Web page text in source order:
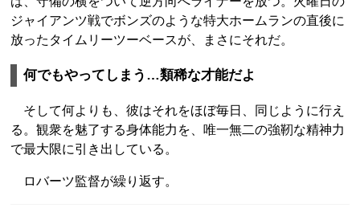
ジャイアンツ戦でボンズのような特大ホームランの直後に
放ったタイムリーツーベースが、まさにそれだ。
何でもやってしまう…類稀な才能だよ
そして何よりも、彼はそれをほぼ毎日、同じように行え
る。観衆を魅了する身体能力を、唯一無二の強靭な精神力
で最大限に引き出している。
ロバーツ監督が繰り返す。